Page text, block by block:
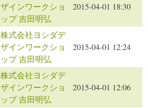
ザインワークショ
ップ 吉田明弘
2015-04-01 18:30
株式会社ヨシダデ
ザインワークショ
ップ 吉田明弘
2015-04-01 12:24
株式会社ヨシダデ
ザインワークショ
ップ 吉田明弘
2015-04-01 12:06